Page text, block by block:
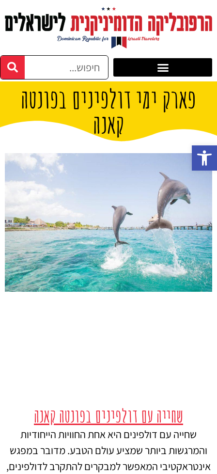
פארק ימי דולפינים בפונטה
קאנה
שחייה עם דולפינים בפונטה קאנה
שחייה עם דולפינים היא אחת החוויות הייחודיות
והמרגשות ביותר שמציע עולם הטבע. מדובר במפגש
אינטראקטיבי המאפשר למבקרים להתקרב לדולפינים,
פתח סרגל נגישות